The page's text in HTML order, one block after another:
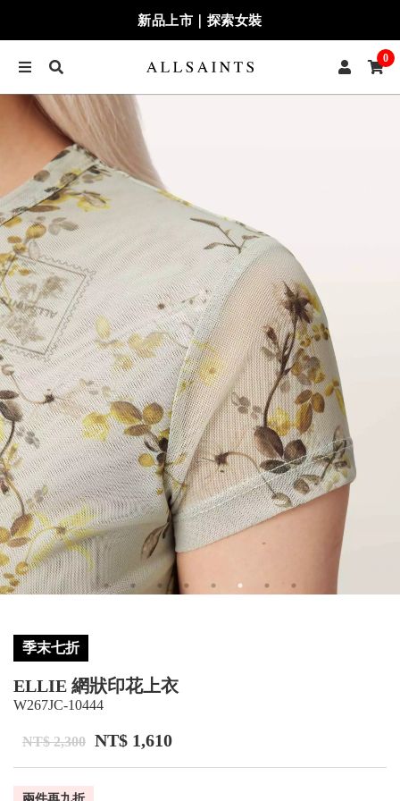
新品上市｜探索女裝
0
季末七折
ELLIE 網狀印花上衣
W267JC-10444
NT$ 2,300 NT$ 1,610